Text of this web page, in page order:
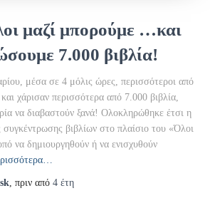
μαζί μπορούμε …και
7.000 βιβλία!
μέσα σε 4 μόλις ώρες, περισσότεροι από
χάρισαν περισσότερα από 7.000 βιβλία,
να διαβαστούν ξανά! Ολοκληρώθηκε έτσι η
βιβλίων στο πλαίσιο του «Όλοι
να δημιουργηθούν ή να ενισχυθούν
, πριν από 4 έτη